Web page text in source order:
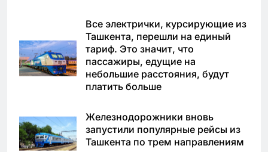
Все электрички, курсирующие из
Ташкента, перешли на единый
тариф. Это значит, что
пассажиры, едущие на
небольшие расстояния, будут
платить больше
Железнодорожники вновь
запустили популярные рейсы из
Ташкента по трем направлениям